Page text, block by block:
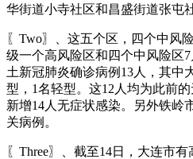
华街道小寺社区和昌盛街道张屯
〖Two〗、这五个区，四个中风
级一个高风险区和四个中风险区
土新冠肺炎确诊病例13人，其中
型，1名轻型。这12人均为此前
新增14人无症状感染。另外铁岭
关病例。
〖Three〗、截至14日，大连市